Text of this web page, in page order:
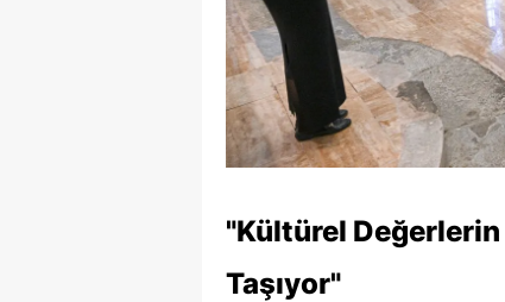
"Kültürel Değerlerin
Taşıyor"